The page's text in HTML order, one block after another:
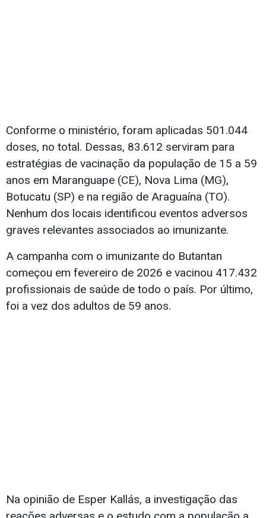
Conforme o ministério, foram aplicadas 501.044
doses, no total. Dessas, 83.612 serviram para
estratégias de vacinação da população de 15 a 59
anos em Maranguape (CE), Nova Lima (MG),
Botucatu (SP) e na região de Araguaína (TO).
Nenhum dos locais identificou eventos adversos
graves relevantes associados ao imunizante.
A campanha com o imunizante do Butantan
começou em fevereiro de 2026 e vacinou 417.432
profissionais de saúde de todo o país. Por último,
foi a vez dos adultos de 59 anos.
Na opinião de Esper Kallás, a investigação das